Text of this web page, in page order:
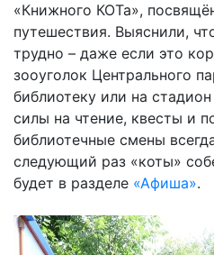
«Книжного КОТа»,
путешествия. Выяснили,
трудно – даже если это
зооуголок Центрального
библиотеку или на
силы на чтение, квесты и
библиотечные смены
следующий раз «коты»
будет в разделе «Афиша».